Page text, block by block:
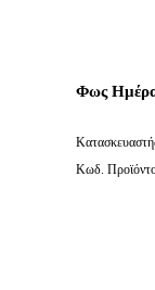
Φως
Κωδ.